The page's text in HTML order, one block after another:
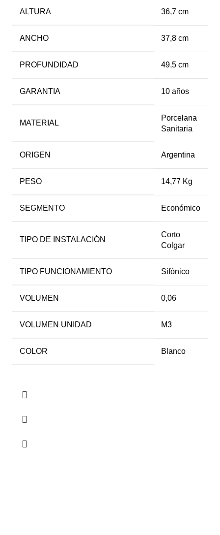
ALTURA 36,7 cm
ANCHO 37,8 cm
PROFUNDIDAD 49,5 cm
GARANTIA 10 años
MATERIAL
Porcelana
Sanitaria
ORIGEN Argentina
PESO 14,77 Kg
SEGMENTO Económico
TIPO DE INSTALACIÓN
Corto
Colgar
TIPO FUNCIONAMIENTO Sifónico
VOLUMEN 0,06
VOLUMEN UNIDAD M3
COLOR Blanco